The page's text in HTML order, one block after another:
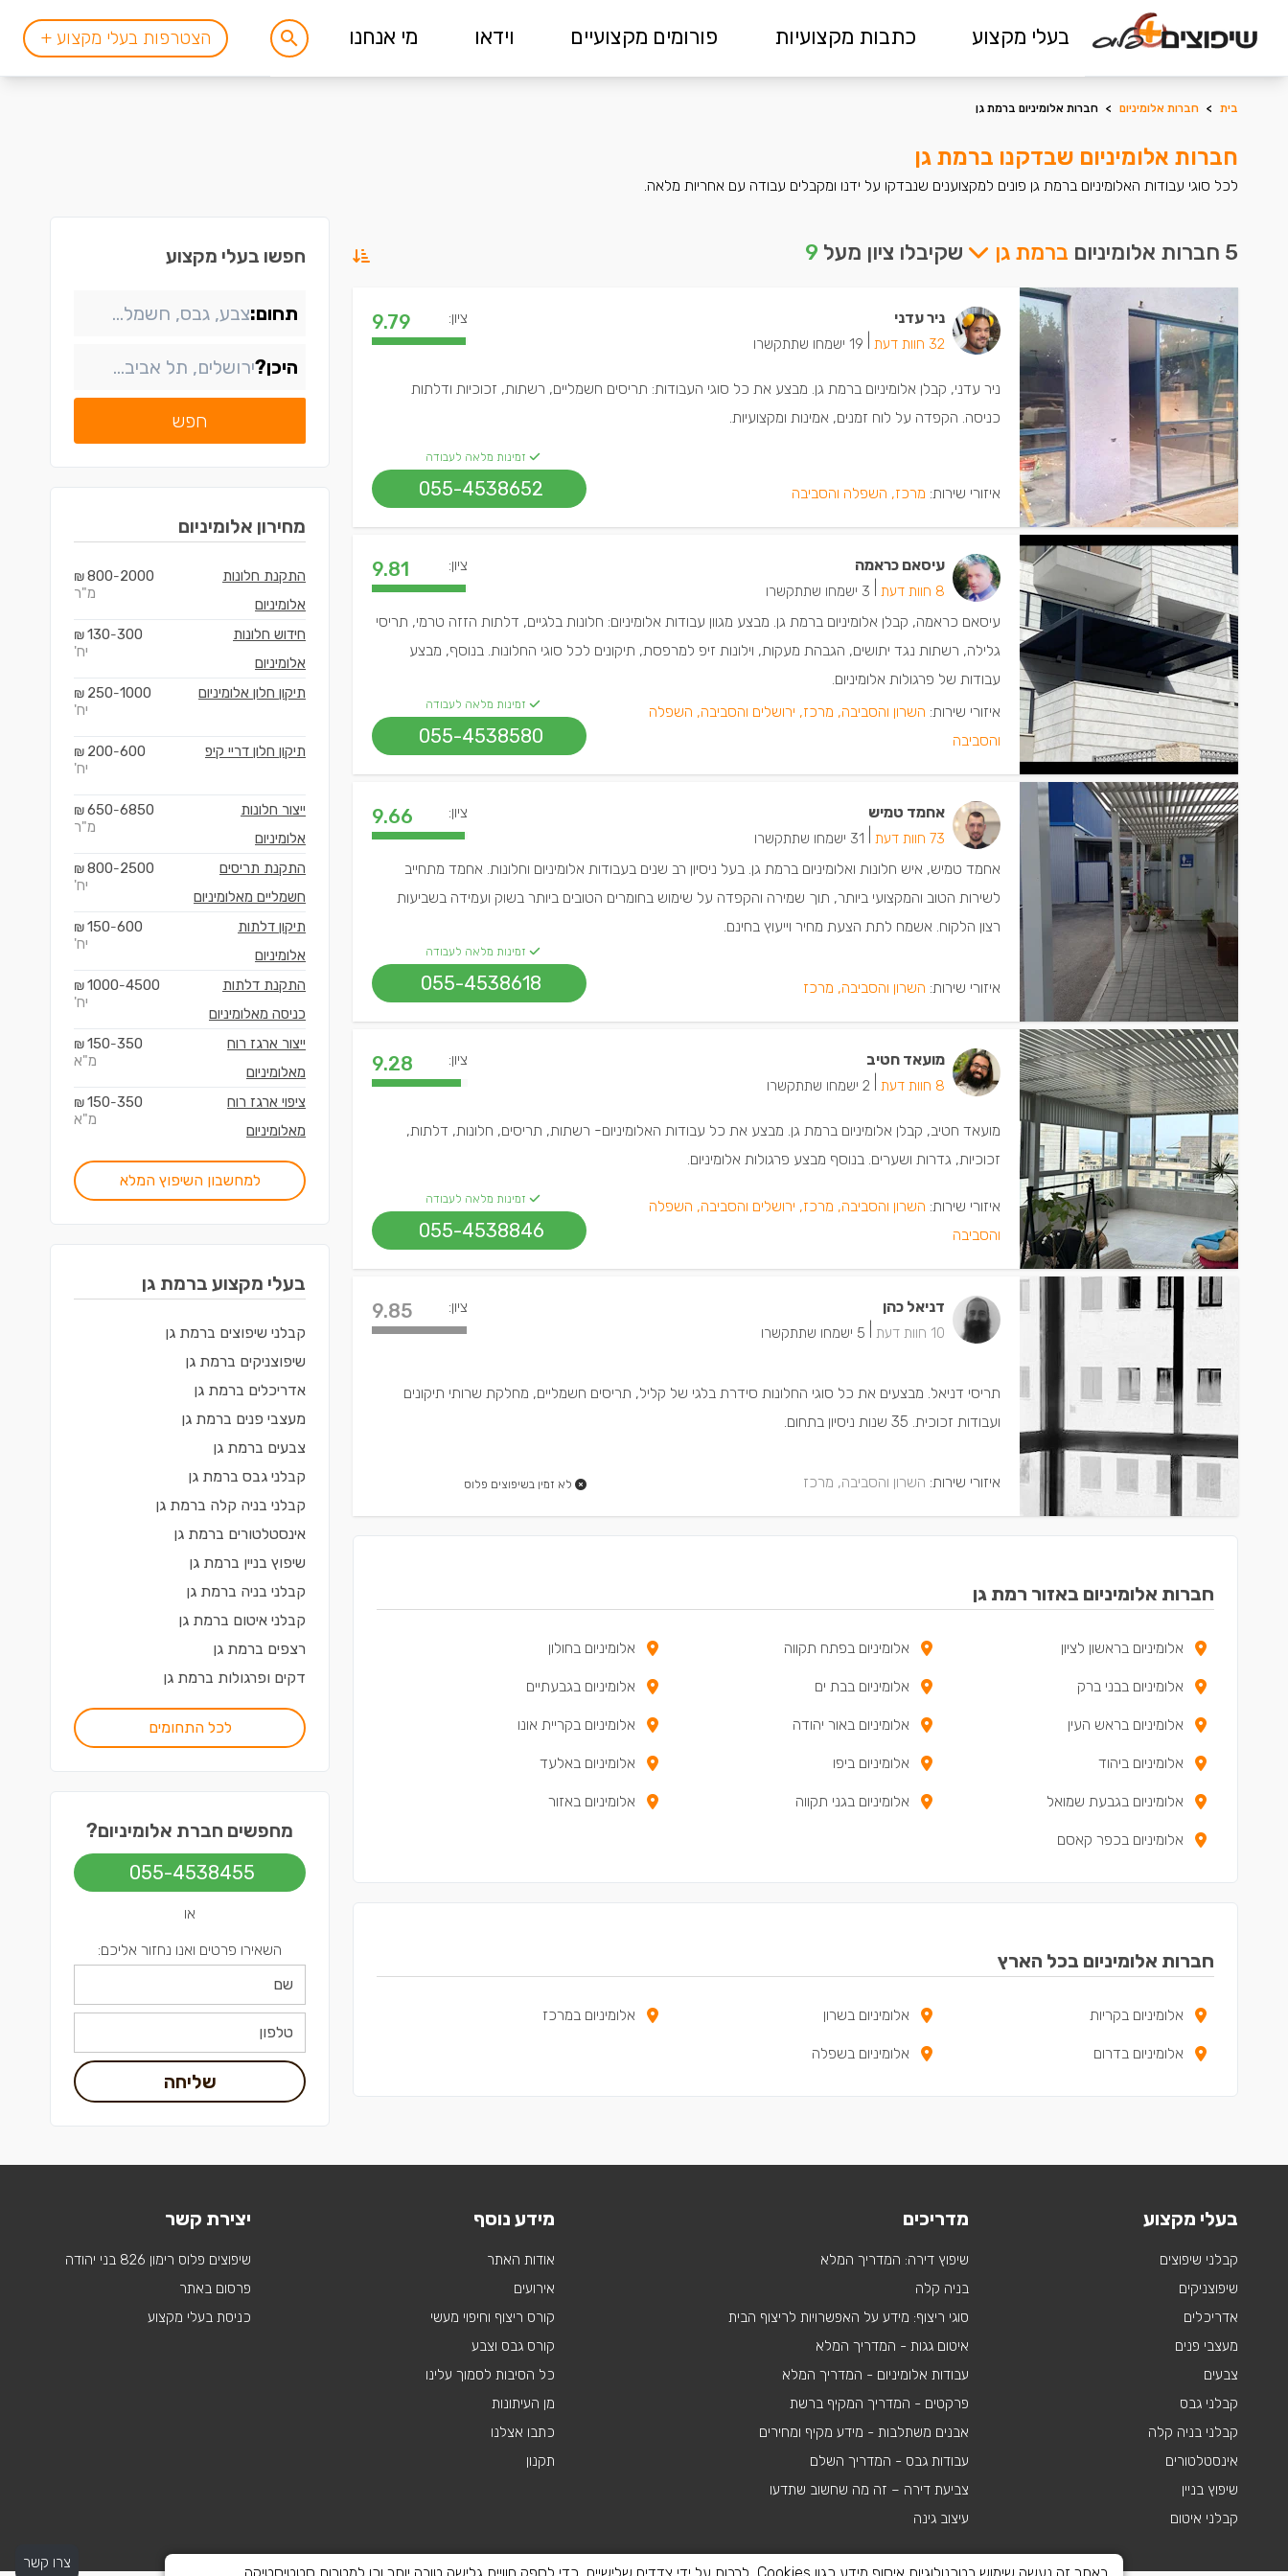
בעלי מקצוע כתבות מקצועיות פורומים מקצועיים וידאו מי אנחנו הצטרפות בעלי מקצוע +
בית > חברות אלומיניום > חברות אלומיניום ברמת גן
חברות אלומיניום שבדקנו ברמת גן
לכל סוגי עבודות האלומיניום ברמת גן פונים למקצוענים שנבדקו על ידנו ומקבלים עבודה עם אחריות מלאה.
5 חברות אלומיניום ברמת גן שקיבלו ציון מעל 9
ניר עדני
32 חוות דעת 19 ישמחו שתתקשרו
ציון: 9.79
ניר עדני, קבלן אלומיניום ברמת גן. מבצע את כל סוגי העבודות: תריסים חשמליים, רשתות, זכוכיות ודלתות
כניסה. הקפדה על לוח זמנים, אמינות ומקצועיות.
איזורי שירות: מרכז, השפלה והסביבה
זמינות מלאה לעבודה
055-4538652
עיסאם כראמה
8 חוות דעת 3 ישמחו שתתקשרו
ציון: 9.81
עיסאם כראמה, קבלן אלומיניום ברמת גן. מבצע מגוון עבודות אלומיניום: חלונות בלגיים, דלתות הזזה טרמי, תריסי
גלילה, רשתות נגד יתושים, הגבהת מעקות, וילונות זיפ למרפסת, תיקונים לכל סוגי החלונות. בנוסף, מבצע
עבודות של פרגולות אלומיניום.
איזורי שירות: השרון והסביבה, מרכז, ירושלים והסביבה, השפלה
והסביבה
זמינות מלאה לעבודה
055-4538580
אחמד טמיש
73 חוות דעת 31 ישמחו שתתקשרו
ציון: 9.66
אחמד טמיש, איש חלונות ואלומיניום ברמת גן. בעל ניסיון רב שנים בעבודות אלומיניום וחלונות. אחמד מתחייב
לשירות הטוב והמקצועי ביותר, תוך שמירה והקפדה על שימוש בחומרים הטובים ביותר בשוק ועמידה בשביעות
רצון הלקוח. אשמח לתת הצעת מחיר וייעוץ בחינם.
איזורי שירות: השרון והסביבה, מרכז
זמינות מלאה לעבודה
055-4538618
מועאד חטיב
8 חוות דעת 2 ישמחו שתתקשרו
ציון: 9.28
מועאד חטיב, קבלן אלומיניום ברמת גן. מבצע את כל עבודות האלומיניום- רשתות, תריסים, חלונות, דלתות,
זכוכיות, גדרות ושערים. בנוסף מבצע פרגולות אלומיניום.
איזורי שירות: השרון והסביבה, מרכז, ירושלים והסביבה, השפלה
והסביבה
זמינות מלאה לעבודה
055-4538846
דניאל כהן
10 חוות דעת 5 ישמחו שתתקשרו
ציון: 9.85
תריסי דניאל. מבצעים את כל סוגי החלונות סידרת בלגי של קליל, תריסים חשמליים, מחלקת שרותי תיקונים
ועבודות זכוכית. 35 שנות ניסיון בתחום.
איזורי שירות: השרון והסביבה, מרכז לא זמין בשיפוצים פלוס
חברות אלומיניום באזור רמת גן
אלומיניום בראשון לציון אלומיניום בפתח תקווה אלומיניום בחולון
אלומיניום בבני ברק אלומיניום בבת ים אלומיניום בגבעתיים
אלומיניום בראש העין אלומיניום באור יהודה אלומיניום בקריית אונו
אלומיניום ביהוד אלומיניום ביפו אלומיניום באלעד
אלומיניום בגבעת שמואל אלומיניום בגני תקווה אלומיניום באזור
אלומיניום בכפר קאסם
חברות אלומיניום בכל הארץ
אלומיניום בקריות אלומיניום בשרון אלומיניום במרכז
אלומיניום בדרום אלומיניום בשפלה
חפשו בעלי מקצוע
תחום:
היכן?
חפש
מחירון אלומיניום
התקנת חלונות
אלומיניום
800-2000
₪
מ"ר
חידוש חלונות
אלומיניום
130-300
₪
יח'
תיקון חלון אלומיניום 250-1000
₪
יח'
תיקון חלון דריי קיפ 200-600
₪
יח'
ייצור חלונות
אלומיניום
650-6850
₪
מ"ר
התקנת תריסים
חשמליים מאלומיניום
800-2500
₪
יח'
תיקון דלתות
אלומיניום
150-600
₪
יח'
התקנת דלתות
כניסה מאלומיניום
1000-4500
₪
יח'
ייצור ארגז רוח
מאלומיניום
150-350
₪
מ"א
ציפוי ארגז רוח
מאלומיניום
150-350
₪
מ"א
למחשבון השיפוץ המלא
בעלי מקצוע ברמת גן
קבלני שיפוצים ברמת גן
שיפוצניקים ברמת גן
אדריכלים ברמת גן
מעצבי פנים ברמת גן
צבעים ברמת גן
קבלני גבס ברמת גן
קבלני בניה קלה ברמת גן
אינסטלטורים ברמת גן
שיפוץ בניין ברמת גן
קבלני בניה ברמת גן
קבלני איטום ברמת גן
רצפים ברמת גן
דקים ופרגולות ברמת גן
לכל התחומים
מחפשים חברת אלומיניום?
055-4538455
או
השאירו פרטים ואנו נחזור אליכם:
שליחה
בעלי מקצוע
קבלני שיפוצים
שיפוצניקים
אדריכלים
מעצבי פנים
צבעים
קבלני גבס
קבלני בניה קלה
אינסטלטורים
שיפוץ בניין
קבלני איטום
מדריכים
שיפוץ דירה: המדריך המלא
בניה קלה
סוגי ריצוף: מידע על האפשרויות לריצוף הבית
איטום גגות - המדריך המלא
עבודות אלומיניום - המדריך המלא
פרקטים - המדריך המקיף ברשת
אבנים משתלבות - מידע מקיף ומחירים
עבודות גבס - המדריך השלם
צביעת דירה – זה מה שחשוב שתדעו
עיצוב גינה
מידע נוסף
אודות האתר
אירועים
קורס ריצוף וחיפוי מעשי
קורס גבס וצבע
כל הסיבות לסמוך עלינו
מן העיתונות
כתבו אצלנו
תקנון
יצירת קשר
שיפוצים פלוס רימון 826 בני יהודה
פרסום באתר
כניסת בעלי מקצוע
צרו קשר